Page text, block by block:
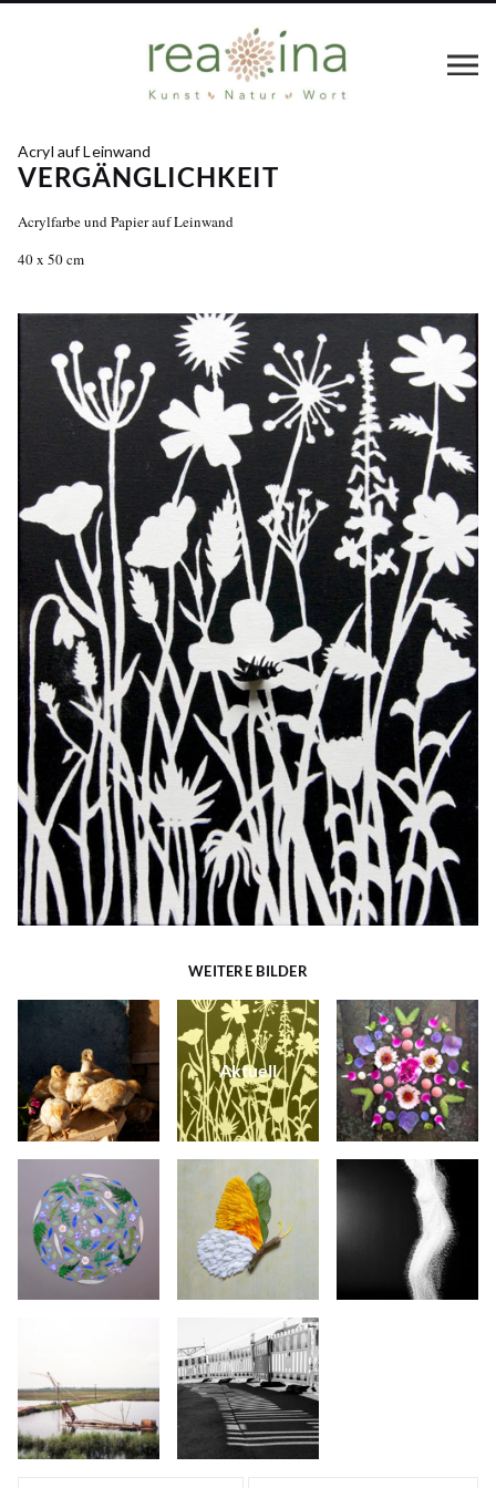
WEITERE BILDER
Aktuell
Acryl auf Leinwand
VERGÄNGLICHKEIT
Acrylfarbe und Papier auf Leinwand
40 x 50 cm